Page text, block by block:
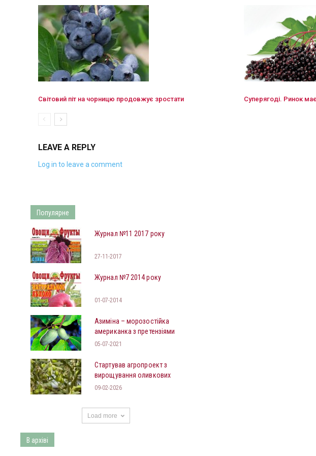
Світовий піт на чорницю продовжує зростати Суперягоді. Ринок
LEAVE A REPLY
Log in to leave a comment
Популярне
Журнал №11 2017 року
27-11-2017
Журнал №7 2014 року
01-07-2014
Азиміна – морозостійка
американка з претензіями
та примхами
05-07-2021
Стартував агропроект з
вирощування оливкових
дерев
09-02-2026
Load more
В архіві